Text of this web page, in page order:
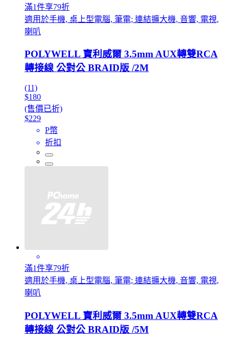
滿1件享79折
適用於手機, 桌上型電腦, 筆電; 連結擴大機, 音響, 電視,
喇叭
POLYWELL 寶利威爾 3.5mm AUX轉雙RCA
轉接線 公對公 BRAID版 /2M
(11)
$180
(售價已折)
$229
P幣
折扣
滿1件享79折
適用於手機, 桌上型電腦, 筆電; 連結擴大機, 音響, 電視,
喇叭
POLYWELL 寶利威爾 3.5mm AUX轉雙RCA
轉接線 公對公 BRAID版 /5M